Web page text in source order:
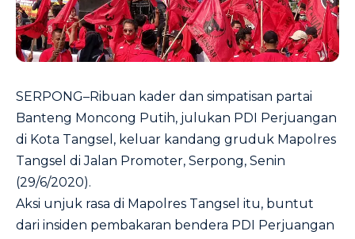
SERPONG–Ribuan kader dan simpatisan partai
Banteng Moncong Putih, julukan PDI Perjuangan
di Kota Tangsel, keluar kandang gruduk Mapolres
Tangsel di Jalan Promoter, Serpong, Senin
(29/6/2020).
Aksi unjuk rasa di Mapolres Tangsel itu, buntut
dari insiden pembakaran bendera PDI Perjuangan